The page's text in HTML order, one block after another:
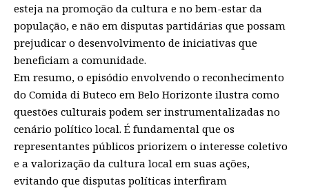
esteja na promoção da cultura e no bem-estar da
população, e não em disputas partidárias que possam
prejudicar o desenvolvimento de iniciativas que
beneficiam a comunidade.
Em resumo, o episódio envolvendo o reconhecimento
do Comida di Buteco em Belo Horizonte ilustra como
questões culturais podem ser instrumentalizadas no
cenário político local. É fundamental que os
representantes públicos priorizem o interesse coletivo
e a valorização da cultura local em suas ações,
evitando que disputas políticas interfiram